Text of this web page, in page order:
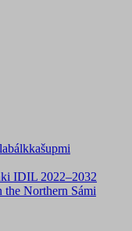
IDIL 2022–2032
Northern Sámi